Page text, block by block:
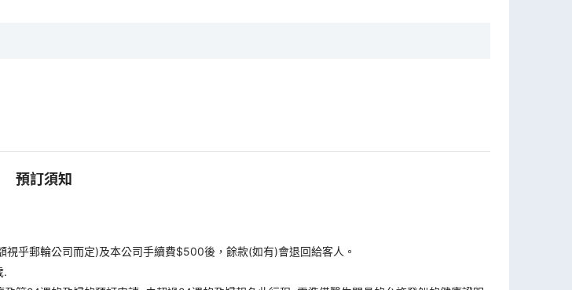
預訂須知
乎郵輪公司而定)及本公司手續費$500後，餘款(如有)會退回給客人。
.